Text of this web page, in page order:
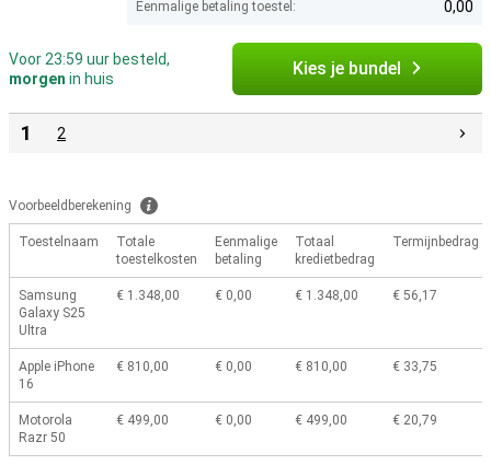
Eenmalige betaling toestel: 0,00
Voor 23:59 uur besteld,
morgen in huis Kies je bundel
1 2
Voorbeeldberekening
Toestelnaam
Totale
toestelkosten
Eenmalige
betaling
Totaal
kredietbedrag
Termijnbedrag
Samsung
Galaxy S25
Ultra
€ 1.348,00 € 0,00 € 1.348,00 € 56,17
Apple iPhone
16
€ 810,00 € 0,00 € 810,00 € 33,75
Motorola
Razr 50
€ 499,00 € 0,00 € 499,00 € 20,79